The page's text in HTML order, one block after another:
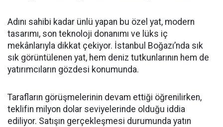
Adını sahibi kadar ünlü yapan bu özel yat, modern
tasarımı, son teknoloji donanımı ve lüks iç
mekânlarıyla dikkat çekiyor. İstanbul Boğazı’nda sık
sık görüntülenen yat, hem deniz tutkunlarının hem de
yatırımcıların gözdesi konumunda.
Tarafların görüşmelerinin devam ettiği öğrenilirken,
teklifin milyon dolar seviyelerinde olduğu iddia
ediliyor. Satışın gerçekleşmesi durumunda yatın